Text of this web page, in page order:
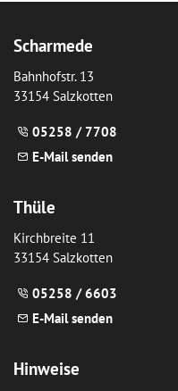
Scharmede
Bahnhofstr. 13
33154 Salzkotten
05258 / 7708
E-Mail senden
Thüle
Kirchbreite 11
33154 Salzkotten
05258 / 6603
E-Mail senden
Hinweise